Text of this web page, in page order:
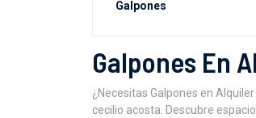
Galpones En
¿Necesitas Galpones en
cecilio acosta. Descubre